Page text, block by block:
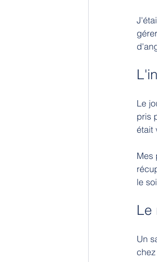
Le
pris
était
Mes
le
Le
Un